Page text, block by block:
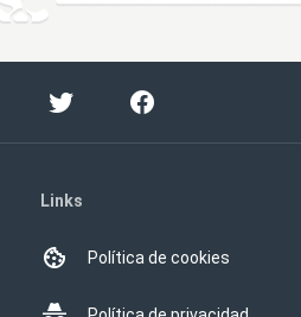
Links
Política de cookies